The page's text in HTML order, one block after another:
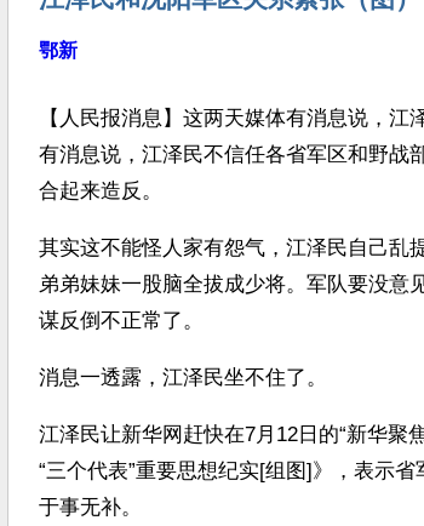
鄂新
【人民报消息】这两天媒体有消息说，
有消息说，江泽民不信任各省军区和野战
合起来造反。
其实这不能怪人家有怨气，江泽民自己乱
弟弟妹妹一股脑全拔成少将。军队要没意
谋反倒不正常了。
消息一透露，江泽民坐不住了。
江泽民让新华网赶快在7月12日的“新华聚
“三个代表”重要思想纪实[组图]》，表示
于事无补。